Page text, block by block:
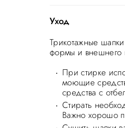
Уход
Трикотажные
формы и внешнего
При стирке
моющие
средства с
Стирать
Важно хорошо